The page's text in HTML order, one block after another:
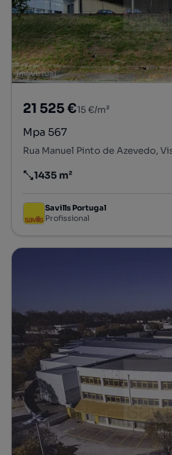
21 525 €15 €/m²
Mpa 567
Preço por metro quadrado
1435 m²
Savills Portugal
Profissional